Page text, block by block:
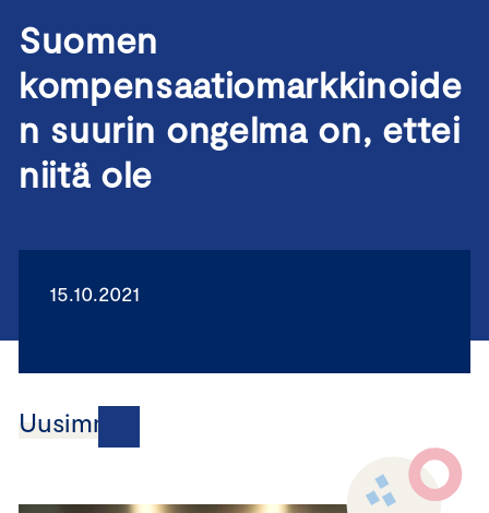
Suomen
kompensaatiomarkkinoide
n suurin ongelma on, ettei
niitä ole
15.10.2021
Uusimmat